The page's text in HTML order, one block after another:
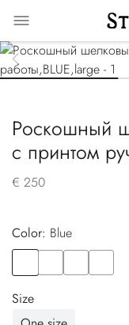
Роскошный
с принтом
€ 250
Color:
blue
Size